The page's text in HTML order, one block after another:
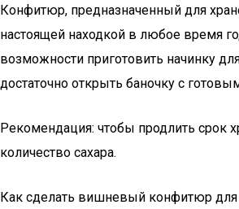
Конфитюр, предназначенный для
настоящей находкой в любое время
возможности приготовить начинку
достаточно открыть баночку с
Рекомендация: чтобы продлить срок
количество сахара.
Как сделать вишневый конфитюр для